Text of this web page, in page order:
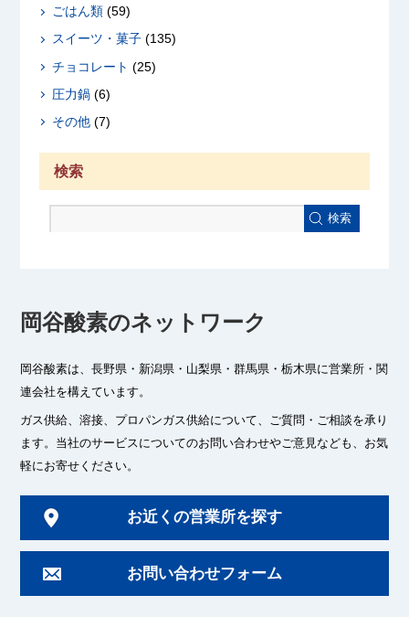
ごはん類(59)
スイーツ・菓子(135)
チョコレート (25)
圧力鍋(6)
その他(7)
検索
検索
岡谷酸素のネットワーク
岡谷酸素は、長野県・新潟県・山梨県・群馬県・栃木県に営業所・関
連会社を構えています。
ガス供給、溶接、プロパンガス供給について、ご質問・ご相談を承り
ます。 当社のサービスについてのお問い合わせやご意見なども、お気
軽にお寄せください。
お近くの営業所を探す
お問い合わせフォーム